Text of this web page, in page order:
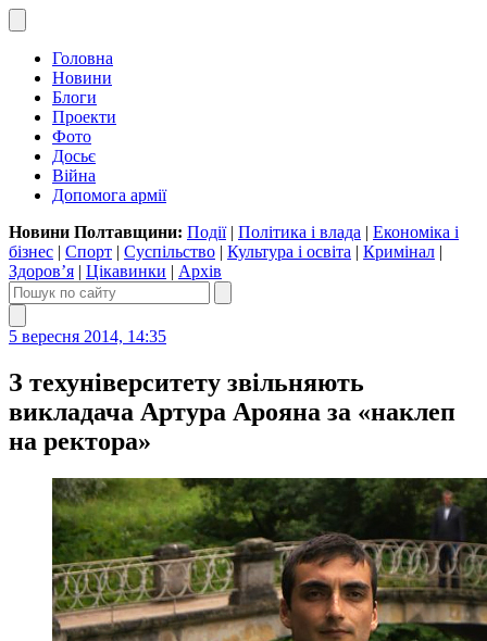
Головна
Новини
Блоги
Проекти
Фото
Досьє
Війна
Допомога армії
Новини Полтавщини: Події| Політика і влада | Економіка і
бізнес | Спорт | Суспільство | Культура і освіта | Кримінал |
Здоров’я | Цікавинки | Архів
5 вересня 2014, 14:35
З техуніверситету звільняють
викладача Артура Арояна за «наклеп
на ректора»